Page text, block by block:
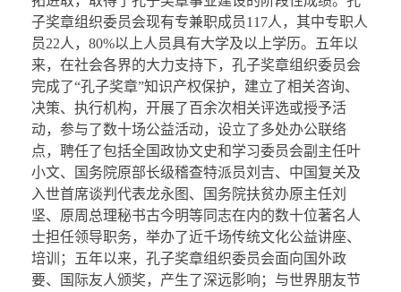
子奖章组织委员会现有专兼职成员117人，其中专职人
员22人，80%以上人员具有大学及以上学历。五年以
来，在社会各界的大力支持下，孔子奖章组织委员会
完成了“孔子奖章”知识产权保护，建立了相关咨询、
决策、执行机构，开展了百余次相关评选或授予活
动，参与了数十场公益活动，设立了多处办公联络
点，聘任了包括全国政协文史和学习委员会副主任叶
小文、国务院原部长级稽查特派员刘吉、中国复关及
入世首席谈判代表龙永图、国务院扶贫办原主任刘
坚、原周总理秘书古今明等同志在内的数十位著名人
士担任领导职务，举办了近千场传统文化公益讲座、
培训；五年以来，孔子奖章组织委员会面向国外政
要、国际友人颁奖，产生了深远影响；与世界朋友节